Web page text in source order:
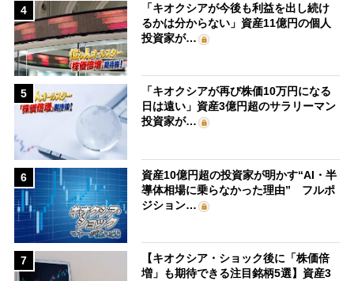
4
「キオクシアが今後も利益を出し続け
るかは分からない」資産11億円の個人
投資家が…
5
「キオクシアが再び株価10万円になる
日は遠い」資産3億円超のサラリーマン
投資家が…
6
資産10億円超の投資家が明かす“AI・半
導体相場に乗らなかった理由” フルポ
ジション…
7
【キオクシア・ショック後に「株価倍
増」も期待できる注目銘柄5選】資産3